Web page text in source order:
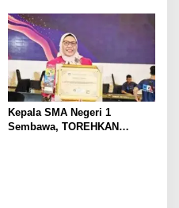
Kepala SMA Negeri 1
Sembawa, TOREHKAN